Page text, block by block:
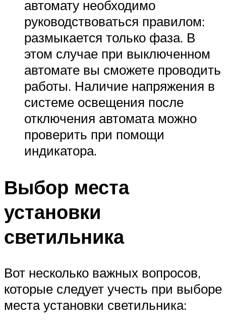
автомату необходимо
руководствоваться правилом:
размыкается только фаза. В
этом случае при выключенном
автомате вы сможете проводить
работы. Наличие напряжения в
системе освещения после
отключения автомата можно
проверить при помощи
индикатора.
Выбор места
установки
светильника
Вот несколько важных вопросов,
которые следует учесть при выборе
места установки светильника: